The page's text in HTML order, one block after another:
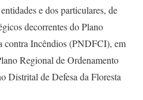
e dos particulares, de
decorrentes do Plano
contra Incêndios (PNDFCI), em
Regional de Ordenamento
Distrital de Defesa da Floresta